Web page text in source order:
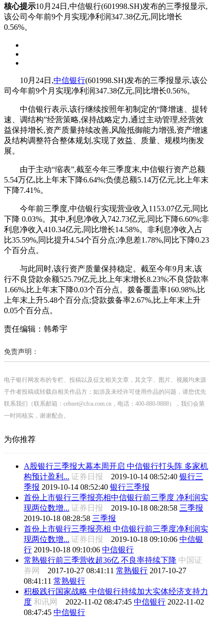
核心提示10月24日,中信银行(601998.SH)发布的三季报显示,
该公司今年前9个月实现净利润347.38亿元,同比增长
0.56%。
10月24日,中信银行(601998.SH)发布的三季报显示,该公
司今年前9个月实现净利润347.38亿元,同比增长0.56%。
中信银行表示,该行继续按照年初制定的“降增速、提转
速、调结构”经营策略,保持战略定力,通过主动管理,经营效
益保持增长,资产质量持续改善,风险抵御能力增强,资产增速
及结构调整符合整体规划,实现了效益、质量、规模均衡发
展。
由于主动“缩表”,截至今年三季度末,中信银行资产总额
5.54万亿,比上年末下降6.64%;负债总额5.14万亿元,比上年末
下降7.41%。
今年前三季度,中信银行实现营业收入1153.07亿元,同比
下降 0.03%。其中,利息净收入742.73亿元,同比下降6.60%;非
利息净收入410.34亿元,同比增长14.58%。非利息净收入占
比35.59%,同比提升4.54个百分点;净息差1.78%,同比下降0.23
个百分点。
与此同时,该行资产质量保持稳定。截至今年9月末,该
行不良贷款余额525.79亿元,比上年末增长8.23%;不良贷款率
1.66%,比上年末下降0.03个百分点。拨备覆盖率160.98%,比
上年末上升5.48个百分点;贷款拨备率2.67%,比上年末上升
0.05个百分点。
责任编辑：韩希宇
免责声明：
电子银行网发布的专栏、投稿以及征文相关文章，其文字、图片、视频均来源
于作者投稿或转载自相关作品方；如涉及未经许可使用作品的问题，请您优先
联系我们（联系邮箱：cebnet@cfca.com.cn，电话：400-880-9888），我们会第
一时间核实，谢谢配合。
为你推荐
A股银行三季报大幕本周开启 中信银行打头阵 多家机
构预计盈利... 证券日报 2019-10-14 08:52:40 银行三
季报 2019-10-14 08:52:40 银行三季报
首份上市银行三季报亮相中信银行前三季度 净利润实
现两位数增... 证券日报 2019-10-18 08:28:58 三季报
2019-10-18 08:28:58 三季报
首份上市银行三季报亮相 中信银行前三季度净利润实
现两位数增... 证券日报 2019-10-18 09:10:06 中信银
行 2019-10-18 09:10:06 中信银行
常熟银行前三季营收超36亿 不良率持续下降 中国证
券网 2017-10-27 08:41:11 常熟银行 2017-10-27
08:41:11 常熟银行
积极践行国家战略 中信银行持续加大实体经济支持力
度 和讯网 2022-11-02 08:47:45 中信银行 2022-11-02
08:47:45 中信银行